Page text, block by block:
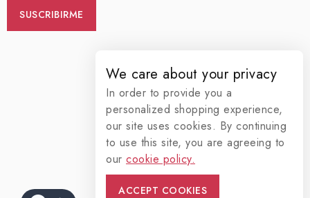
We care about your privacy
In order to provide you a
personalized shopping experience,
our site uses cookies. By continuing
to use this site, you are agreeing to
our cookie policy.
ACCEPT COOKIES